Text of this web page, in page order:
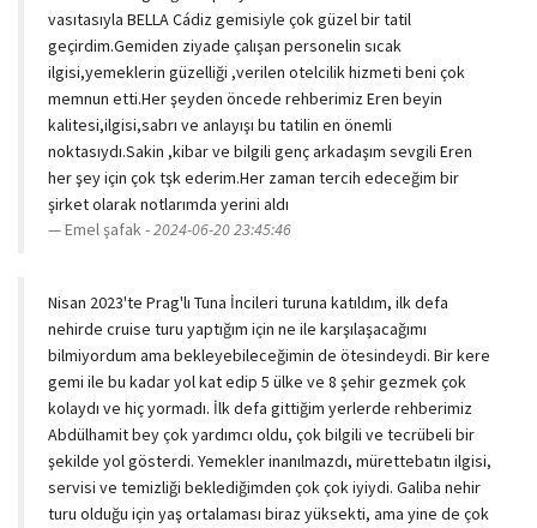
vasıtasıyla BELLA Cádiz gemisiyle çok güzel bir tatil
geçirdim.Gemiden ziyade çalışan personelin sıcak
ilgisi,yemeklerin güzelliği ,verilen otelcilik hizmeti beni çok
memnun etti.Her şeyden öncede rehberimiz Eren beyin
kalitesi,ilgisi,sabrı ve anlayışı bu tatilin en önemli
noktasıydı.Sakin ,kibar ve bilgili genç arkadaşım sevgili Eren
her şey için çok tşk ederim.Her zaman tercih edeceğim bir
şirket olarak notlarımda yerini aldı
Emel şafak -2024-06-20 23:45:46
Nisan 2023'te Prag'lı Tuna İncileri turuna katıldım, ilk defa
nehirde cruise turu yaptığım için ne ile karşılaşacağımı
bilmiyordum ama bekleyebileceğimin de ötesindeydi. Bir kere
gemi ile bu kadar yol kat edip 5 ülke ve 8 şehir gezmek çok
kolaydı ve hiç yormadı. İlk defa gittiğim yerlerde rehberimiz
Abdülhamit bey çok yardımcı oldu, çok bilgili ve tecrübeli bir
şekilde yol gösterdi. Yemekler inanılmazdı, mürettebatın ilgisi,
servisi ve temizliği beklediğimden çok çok iyiydi. Galiba nehir
turu olduğu için yaş ortalaması biraz yüksekti, ama yine de çok